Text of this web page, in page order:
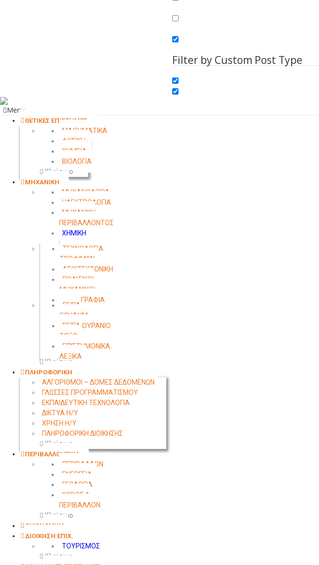
Filter by Custom Post Type
Menu
ΘΕΤΙΚΕΣ ΕΠΙΣΤΗΜΕΣ
ΜΑΘΗΜΑΤΙΚΑ
ΦΥΣΙΚΗ
ΧΗΜΕΙΑ
ΒΙΟΛΟΓΙΑ
Κλείσιμο
ΜΗΧΑΝΙΚΗ
ΜΗΧΑΝΟΛΟΓΙΑ
ΗΛΕΚΤΡΟΛΟΓΙΑ
ΜΗΧΑΝΙΚΗ
ΠΕΡΙΒΑΛΛΟΝΤΟΣ
ΧΗΜΙΚΗ
ΤΕΧΝΟΛΟΓΙΑ
ΤΡΟΦΙΜΩΝ
ΑΡΧΙΤΕΚΤΟΝΙΚΗ
ΠΟΛΙΤΙΚΟΙ
ΜΗΧΑΝΙΚΟΙ
ΤΟΠΟΓΡΑΦΙΑ
ΣΕΙΡΑ
SCHAUM
ΣΕΙΡΑ ΟΥΡΑΝΙΟ
ΤΟΞΟ
ΕΠΙΣΤΗΜΟΝΙΚΑ
ΛΕΞΙΚΑ
Κλείσιμο
ΠΛΗΡΟΦΟΡΙΚΗ
ΑΛΓΟΡΙΘΜΟΙ – ΔΟΜΕΣ ΔΕΔΟΜΕΝΩΝ
ΓΛΩΣΣΕΣ ΠΡΟΓΡΑΜΜΑΤΙΣΜΟΥ
ΕΚΠΑΙΔΕΥΤΙΚΗ ΤΕΧΝΟΛΟΓΙΑ
ΔΙΚΤΥΑ Η/Υ
ΧΡΗΣΗ Η/Υ
ΠΛΗΡΟΦΟΡΙΚΗ ΔΙΟΙΚΗΣΗΣ
Κλείσιμο
ΠΕΡΙΒΑΛΛΟΝΤΙΚΑ
ΠΕΡΙΒΑΛΛΟΝ
ΕΝΕΡΓΕΙΑ
ΓΕΩΛΟΓΙΑ
ΧΩΡΟΣ &
ΠΕΡΙΒΑΛΛΟΝ
Κλείσιμο
ΟΙΚΟΝΟΜΙΚΑ
ΔΙΟΙΚΗΣΗ ΕΠΙΧ.
ΤΟΥΡΙΣΜΟΣ
Κλείσιμο